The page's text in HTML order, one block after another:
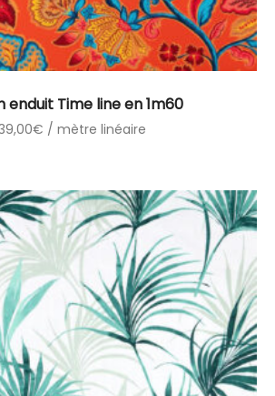
enduit Time line en 1m60
€ / mètre linéaire